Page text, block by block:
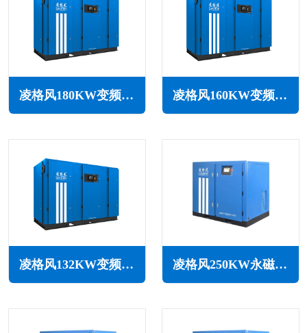
凌格风180KW变频空压机LSV系列 凌格风160KW变频空压机LSV系列
凌格风132KW变频空压机LSV系列 凌格风250KW永磁变频无油水润滑空压机LSW PM系列